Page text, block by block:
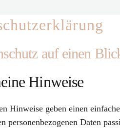
auf einen
Hinweise
Hinweise geben einen
personenbezogenen Daten